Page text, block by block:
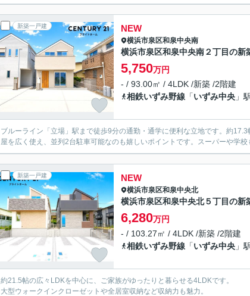
新築一戸建 NEW
横浜市泉区和泉中央南
横浜市泉区和泉中央南２丁目の新
5,750万円
- / 93.00㎡ / 4LDK /新築 /2階建
相鉄いずみ野線 「いずみ中央 」
ブルーライン「立場」駅まで徒歩9分の通勤・通学に便利な立地です。約
屋を広く使え、並列2台駐車可能なのも嬉しいポイントです。スーパーや学
新築一戸建 NEW
横浜市泉区和泉中央北
横浜市泉区和泉中央北５丁目の新
6,280万円
- / 103.27㎡ / 4LDK /新築 /2階建
相鉄いずみ野線 「いずみ中央 」
約21.5帖の広々LDKを中心に、ご家族がゆったりと暮らせる4LDKです。
大型ウォークインクローゼットや全居室収納など収納力も魅力。